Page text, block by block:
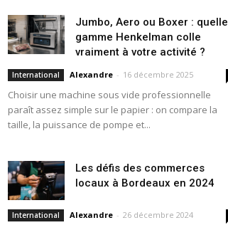
Jumbo, Aero ou Boxer : quelle
gamme Henkelman colle
vraiment à votre activité ?
International Alexandre - 16 décembre 2025
Choisir une machine sous vide professionnelle
paraît assez simple sur le papier : on compare la
taille, la puissance de pompe et...
Les défis des commerces
locaux à Bordeaux en 2024
International Alexandre - 26 décembre 2024